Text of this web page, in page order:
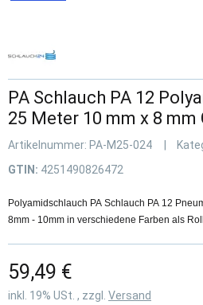
PA Schlauch PA 12
25 Meter 10 mm x 8 mm
Artikelnummer: PA-M25-024
GTIN: 4251490826472
Polyamidschlauch PA Schlauch PA 12
8mm - 10mm in verschiedene Farben als
59,49 €
inkl. 19% USt. , zzgl. Versand